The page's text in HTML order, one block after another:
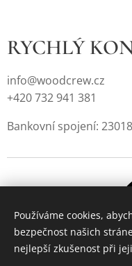
RYCHLÝ
info@woodcrew.cz
+420 732 941 381
Bankovní spojení:
Používáme cookies,
bezpečnost našich
nejlepší zkušenost při